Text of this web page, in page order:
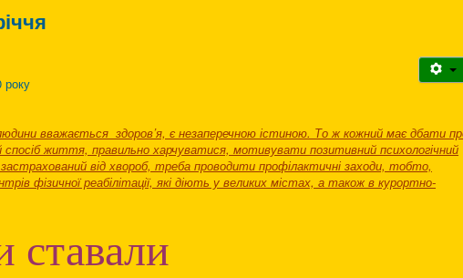
року
вважається здоров’я, є незаперечною істиною. То ж кожний має дбати
спосіб життя, правильно харчуватися, мотивувати позитивний психологічний
від хвороб, треба проводити профілактичні заходи, тобто,
фізичної реабілітації, які діють у великих містах, а також в курортно-